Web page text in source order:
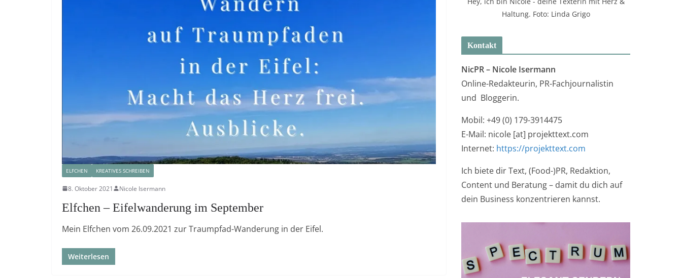
ELFCHEN KREATIVES SCHREIBEN
8. Oktober 2021 Nicole Isermann
Elfchen – Eifelwanderung im September
Mein Elfchen vom 26.09.2021 zur Traumpfad-Wanderung in der Eifel.
Weiterlesen
Haltung. Foto: Linda Grigo
Kontakt
NicPR – Nicole Isermann
Online-Redakteurin, PR-Fachjournalistin
und Bloggerin.
Mobil: +49 (0) 179-3914475
E-Mail: nicole [at] projekttext.com
Internet: https://projekttext.com
Ich biete dir Text, (Food-)PR, Redaktion,
Content und Beratung – damit du dich auf
dein Business konzentrieren kannst.